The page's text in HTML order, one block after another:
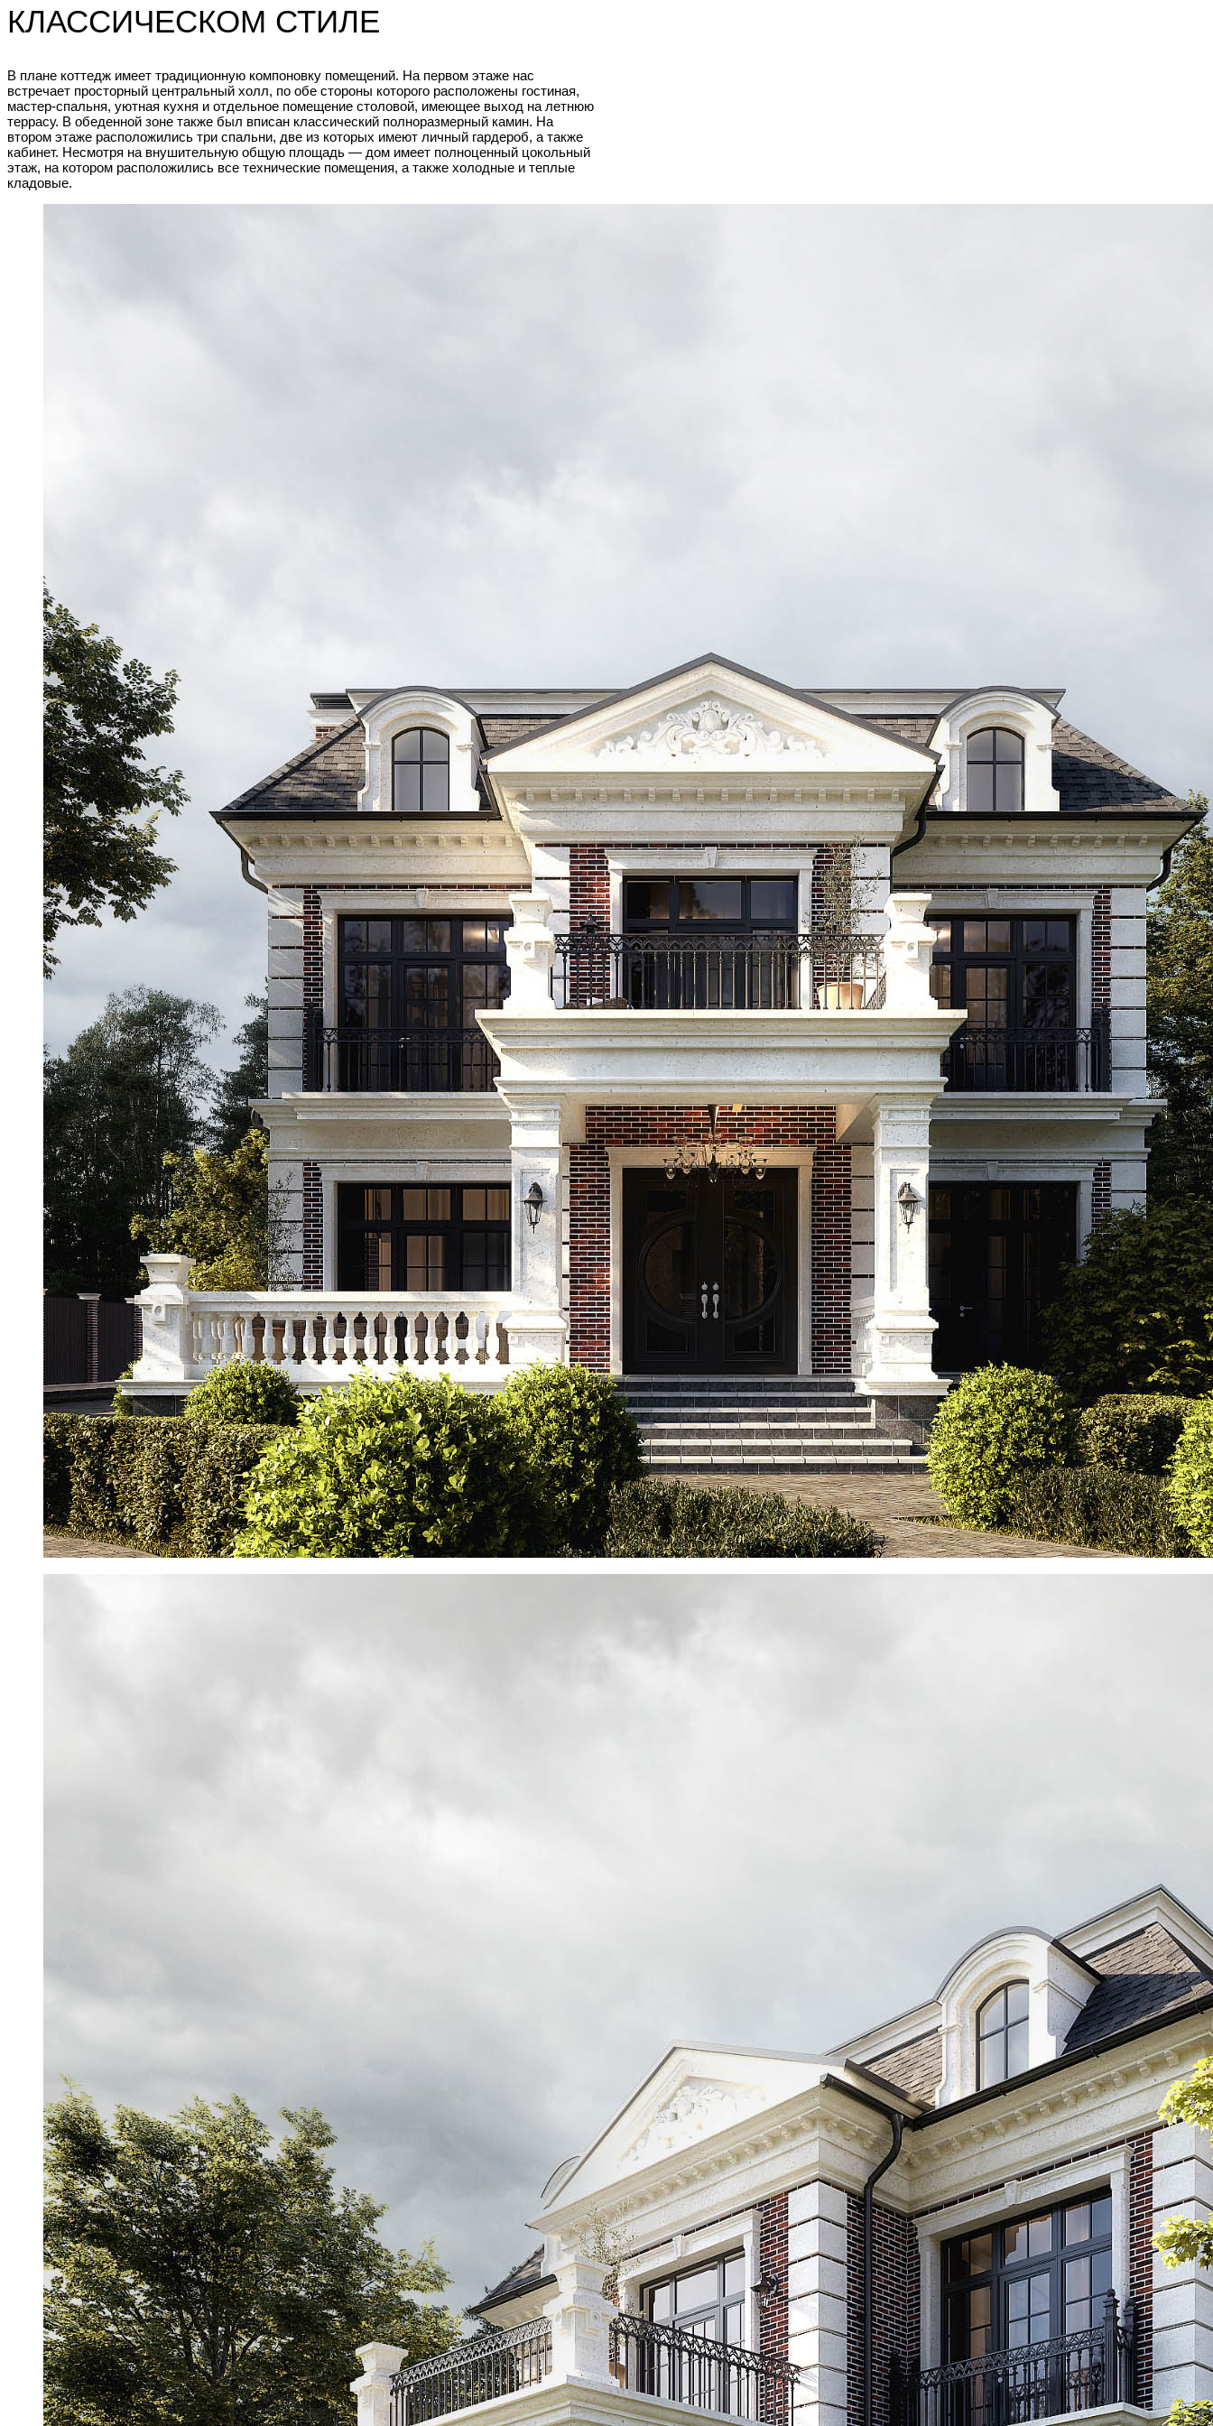
КЛАССИЧЕСКОМ СТИЛЕ
В плане коттедж имеет традиционную компоновку помещений. На первом этаже нас
встречает просторный центральный холл, по обе стороны которого расположены гостиная,
мастер-спальня, уютная кухня и отдельное помещение столовой, имеющее выход на летнюю
террасу. В обеденной зоне также был вписан классический полноразмерный камин. На
втором этаже расположились три спальни, две из которых имеют личный гардероб, а также
кабинет. Несмотря на внушительную общую площадь — дом имеет полноценный цокольный
этаж, на котором расположились все технические помещения, а также холодные и теплые
кладовые.